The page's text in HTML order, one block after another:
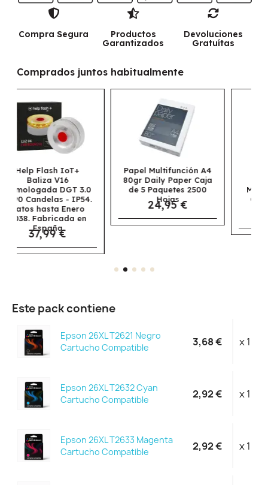
Compra Segura
Productos
Garantizados
Devoluciones
Gratuítas
Comprados juntos habitualmente
Papel Multifunción A4
80gr Daily Paper Caja
de 5 Paquetes 2500
Hojas
24,95 €
Papel Navigator
Universal
Multifunción A3 80gr
Caja de 5 Paquetes
2500 Hojas
Este pack contiene
Epson 26XL T2621 Negro
Cartucho Compatible
3,68 € x 1
Epson 26XL T2632 Cyan
Cartucho Compatible
2,92 € x 1
Epson 26XL T2633 Magenta
Cartucho Compatible
2,92 € x 1